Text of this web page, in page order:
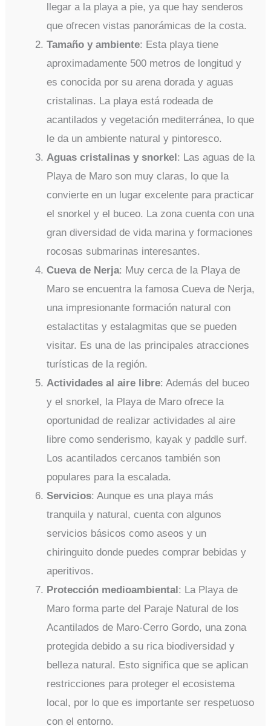
llegar a la playa a pie, ya que hay senderos
que ofrecen vistas panorámicas de la costa.
Tamaño y ambiente: Esta playa tiene
aproximadamente 500 metros de longitud y
es conocida por su arena dorada y aguas
cristalinas. La playa está rodeada de
acantilados y vegetación mediterránea, lo que
le da un ambiente natural y pintoresco.
Aguas cristalinas y snorkel: Las aguas de la
Playa de Maro son muy claras, lo que la
convierte en un lugar excelente para practicar
el snorkel y el buceo. La zona cuenta con una
gran diversidad de vida marina y formaciones
rocosas submarinas interesantes.
Cueva de Nerja: Muy cerca de la Playa de
Maro se encuentra la famosa Cueva de Nerja,
una impresionante formación natural con
estalactitas y estalagmitas que se pueden
visitar. Es una de las principales atracciones
turísticas de la región.
Actividades al aire libre: Además del buceo
y el snorkel, la Playa de Maro ofrece la
oportunidad de realizar actividades al aire
libre como senderismo, kayak y paddle surf.
Los acantilados cercanos también son
populares para la escalada.
Servicios: Aunque es una playa más
tranquila y natural, cuenta con algunos
servicios básicos como aseos y un
chiringuito donde puedes comprar bebidas y
aperitivos.
Protección medioambiental: La Playa de
Maro forma parte del Paraje Natural de los
Acantilados de Maro-Cerro Gordo, una zona
protegida debido a su rica biodiversidad y
belleza natural. Esto significa que se aplican
restricciones para proteger el ecosistema
local, por lo que es importante ser respetuoso
con el entorno.